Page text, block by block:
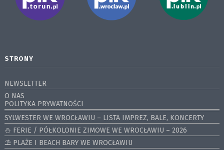
STRONY
NEWSLETTER
O NAS
POLITYKA PRYWATNOŚCI
SYLWESTER WE WROCŁAWIU – LISTA IMPREZ, BALE, KONCERTY
⛄️ FERIE / PÓŁKOLONIE ZIMOWE WE WROCŁAWIU – 2026
⛱️ PLAŻE I BEACH BARY WE WROCŁAWIU